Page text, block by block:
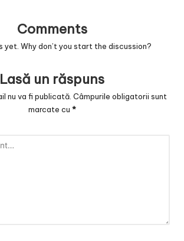
Comments
yet. Why don’t you start the discussion?
Lasă un răspuns
nu va fi publicată. Câmpurile obligatorii sunt
marcate cu *